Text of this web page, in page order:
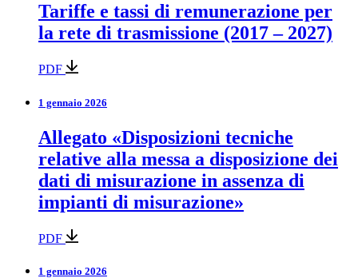
Tariffe e tassi di remunerazione per
la rete di trasmissione (2017 – 2027)
PDF
1 gennaio 2026
Allegato «Disposizioni tecniche
relative alla messa a disposizione dei
dati di misurazione in assenza di
impianti di misurazione»
PDF
1 gennaio 2026